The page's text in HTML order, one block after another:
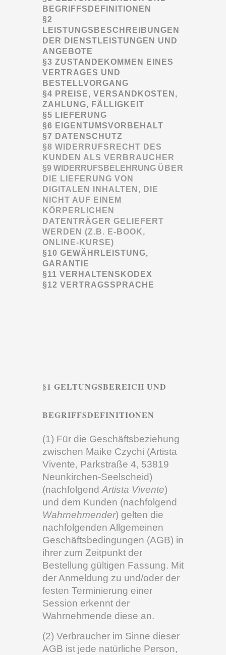
BEGRIFFSDEFINITIONEN
§2
LEISTUNGSBESCHREIBUNGEN
DER DIENSTLEISTUNGEN UND
ANGEBOTE
§3 ZUSTANDEKOMMEN EINES
VERTRAGES UND
BESTELLVORGANG
§4 PREISE, VERSANDKOSTEN,
ZAHLUNG, FÄLLIGKEIT
§5 LIEFERUNG
§6 EIGENTUMSVORBEHALT
§7 DATENSCHUTZ
§8 WIDERRUFSRECHT DES
KUNDEN ALS VERBRAUCHER
§9 WIDERRUFSBELEHRUNG ÜBER
DIE LIEFERUNG VON
DIGITALEN INHALTEN, DIE
NICHT AUF EINEM
KÖRPERLICHEN
DATENTRÄGER GELIEFERT
WERDEN (Z.B. E-BOOK,
ONLINE-KURSE)
§10 GEWÄHRLEISTUNG,
GARANTIE
§11 VERHALTENSKODEX
§12 VERTRAGSSPRACHE
§1 GELTUNGSBEREICH UND
BEGRIFFSDEFINITIONEN
(1) Für die Geschäftsbeziehung
zwischen Maike Czychi (Artista
Vivente, Parkstraße 4, 53819
Neunkirchen-Seelscheid)
(nachfolgend Artista Vivente)
und dem Kunden (nachfolgend
Wahrnehmender) gelten die
nachfolgenden Allgemeinen
Geschäftsbedingungen (AGB) in
ihrer zum Zeitpunkt der
Bestellung gültigen Fassung. Mit
der Anmeldung zu und/oder der
festen Terminierung einer
Session erkennt der
Wahrnehmende diese an.
(2) Verbraucher im Sinne dieser
AGB ist jede natürliche Person,